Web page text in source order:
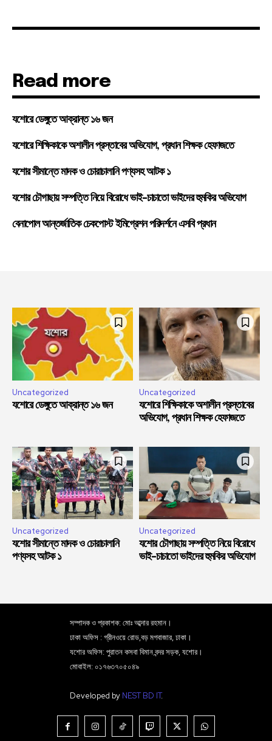
Read more
যশোরে ডেঙ্গুতে আক্রান্ত ১৬ জন
যশোরে শিক্ষিকাকে অশালীন প্রস্তাবের অভিযোগ, প্রধান শিক্ষক হেফাজতে
যশোর সীমান্তে মাদক ও চোরাচালানি পণ্যসহ আটক ১
যশোর চৌগাছায় সম্পত্তি নিয়ে বিরোধে ভাই-চাচাতো ভাইদের হুমকির অভিযোগ
বেনাপোল আন্তর্জাতিক চেকপোস্ট ইমিগ্রেশন পরিদর্শনে এসবি প্রধান
Uncategorized
যশোরে ডেঙ্গুতে আক্রান্ত ১৬ জন
Uncategorized
যশোরে শিক্ষিকাকে অশালীন প্রস্তাবের
অভিযোগ, প্রধান শিক্ষক হেফাজতে
Uncategorized
যশোর সীমান্তে মাদক ও চোরাচালানি
পণ্যসহ আটক ১
Uncategorized
যশোর চৌগাছায় সম্পত্তি নিয়ে বিরোধে
ভাই-চাচাতো ভাইদের হুমকির অভিযোগ
সম্পাদক ও প্রকাশক: মোঃ আব্দার রহমান।
ঢাকা অফিস : গ্রীনওয়ে রোড,বড় মগবাজার, ঢাকা।
যশোর অফিস: পুরাতন কসবা বিমান বন্দর সড়ক, যশোর।
মোবাইল: ০১৭৬৩৭০৫০৪৯
Developed by NEST BD IT.